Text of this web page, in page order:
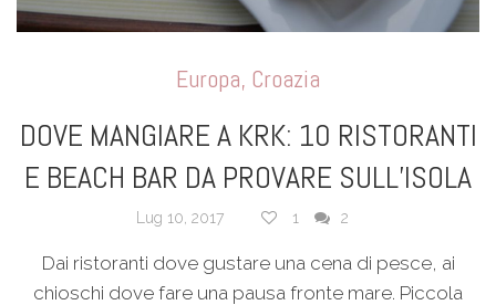
Europa, Croazia
DOVE MANGIARE A KRK: 10 RISTORANTI
E BEACH BAR DA PROVARE SULL’ISOLA
Lug 10, 2017 1 2
Dai ristoranti dove gustare una cena di pesce, ai
chioschi dove fare una pausa fronte mare. Piccola